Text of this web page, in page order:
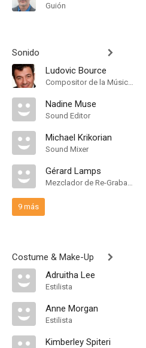
Guión
Sonido
Ludovic Bource
Compositor de la Música Original
Nadine Muse
Sound Editor
Michael Krikorian
Sound Mixer
Gérard Lamps
Mezclador de Re-Grabación de Sonido
9 más
Costume & Make-Up
Adruitha Lee
Estilista
Anne Morgan
Estilista
Kimberley Spiteri